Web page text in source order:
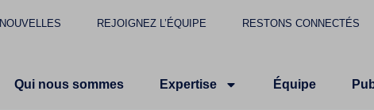
NOUVELLES REJOIGNEZ L’ÉQUIPE RESTONS CONNECTÉS
Qui nous sommes Expertise Équipe